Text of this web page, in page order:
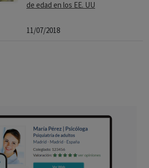
de edad en los EE. UU
11/07/2018